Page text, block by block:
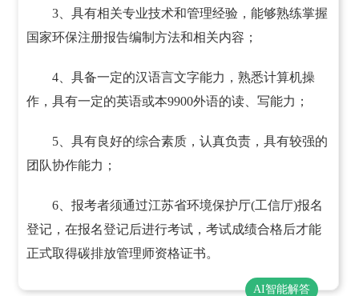
AI智能解答
3、具有相关专业技术和管理经验，能够熟练掌握
国家环保注册报告编制方法和相关内容；
4、具备一定的汉语言文字能力，熟悉计算机操
作，具有一定的英语或本9900外语的读、写能力；
5、具有良好的综合素质，认真负责，具有较强的
团队协作能力；
6、报考者须通过江苏省环境保护厅(工信厅)报名
登记，在报名登记后进行考试，考试成绩合格后才能
正式取得碳排放管理师资格证书。